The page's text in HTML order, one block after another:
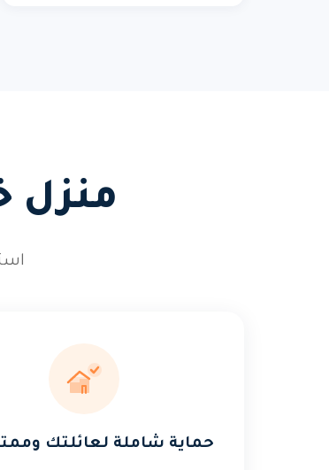
منزل
حماية شاملة لعائلتك